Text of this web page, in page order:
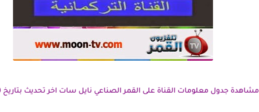
مشاهدة جدول معلومات القناة على القمر الصناعي نايل سات اخر تحديث بتاريخ 20-5-